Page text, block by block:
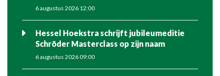
6 augustus 2026 12:00
Hessel Hoekstra schrijft jubileumeditie
Schröder Masterclass op zijn naam
6 augustus 2026 09:00